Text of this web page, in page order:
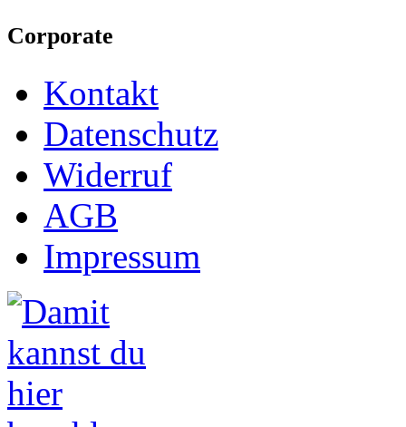
Corporate
Kontakt
Datenschutz
Widerruf
AGB
Impressum